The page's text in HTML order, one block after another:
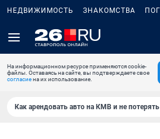
НЕДВИЖИМОСТЬ ЗНАКОМСТВА
На информационном ресурсе применяются cookie-
файлы. Оставаясь на сайте, вы подтверждаете свое
согласиена их использование.
Как арендовать авто на КМВ и не